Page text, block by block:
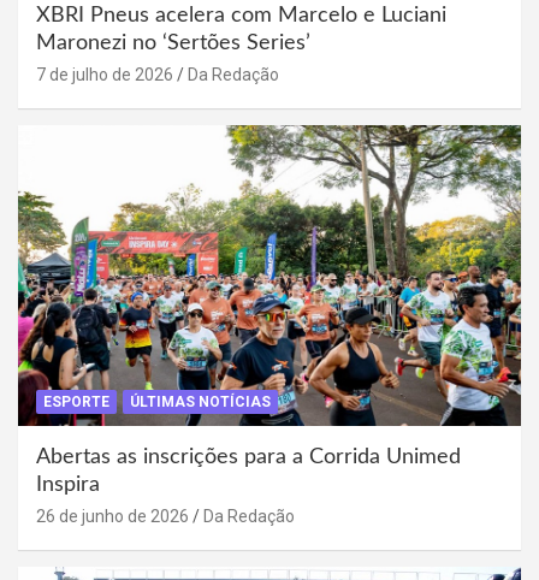
XBRI Pneus acelera com Marcelo e Luciani
Maronezi no ‘Sertões Series’
7 de julho de 2026 Da Redação
ESPORTE ÚLTIMAS NOTÍCIAS
Abertas as inscrições para a Corrida Unimed
Inspira
26 de junho de 2026 Da Redação